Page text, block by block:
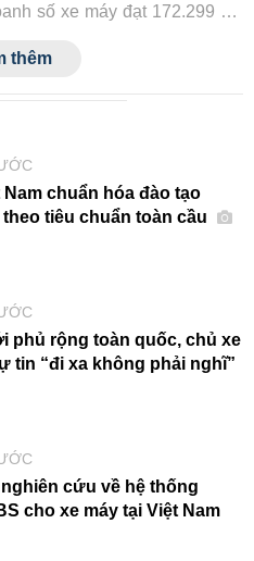
số xe máy đạt 172.299 xe,
thêm
Nam chuẩn hóa đào tạo
tiêu chuẩn toàn cầu
phủ rộng toàn quốc, chủ xe
tin “đi xa không phải nghĩ”
cứu về hệ thống
cho xe máy tại Việt Nam